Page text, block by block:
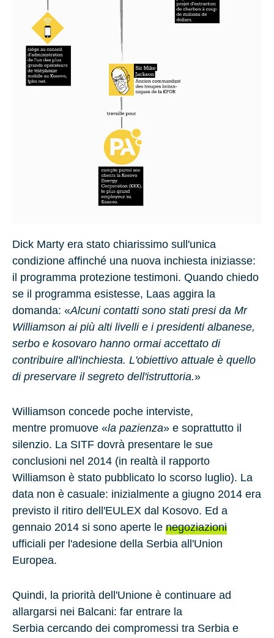
Dick Marty era stato chiarissimo sull'unica
condizione affinché una nuova inchiesta iniziasse:
il programma protezione testimoni. Quando chiedo
se il programma esistesse, Laas aggira la
domanda: «Alcunicontatti sono stati presi da Mr
Williamson ai più alti livelli e i presidenti albanese,
serbo e kosovaro hanno ormai accettato di
contribuire all'inchiesta. L'obiettivo attuale è quello
di preservare il segreto dell'istruttoria.»
Williamson concede poche interviste,
mentre promuove «la pazienza» e soprattutto il
silenzio. La SITF dovrà presentare le sue
conclusioni nel 2014 (in realtà il rapporto
Williamson è stato pubblicato lo scorso luglio). La
data non è casuale: inizialmente a giugno 2014 era
previsto il ritiro dell'EULEX dal Kosovo. Ed a
gennaio 2014 si sono aperte le negoziazioni
ufficiali per l'adesione della Serbia all'Union
Europea.
Quindi, la priorità dell'Unione è continuare ad
allargarsi nei Balcani: far entrare la
Serbia cercando dei compromessi tra Serbia e